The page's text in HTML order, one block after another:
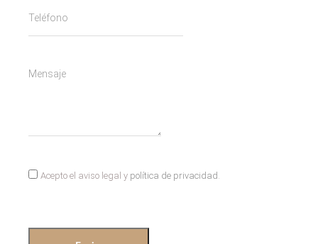
Acepto el aviso legal y política de privacidad